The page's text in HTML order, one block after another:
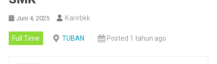
Juni 4, 2025 Karirbkk
Full Time TUBAN Posted 1 tahun ago